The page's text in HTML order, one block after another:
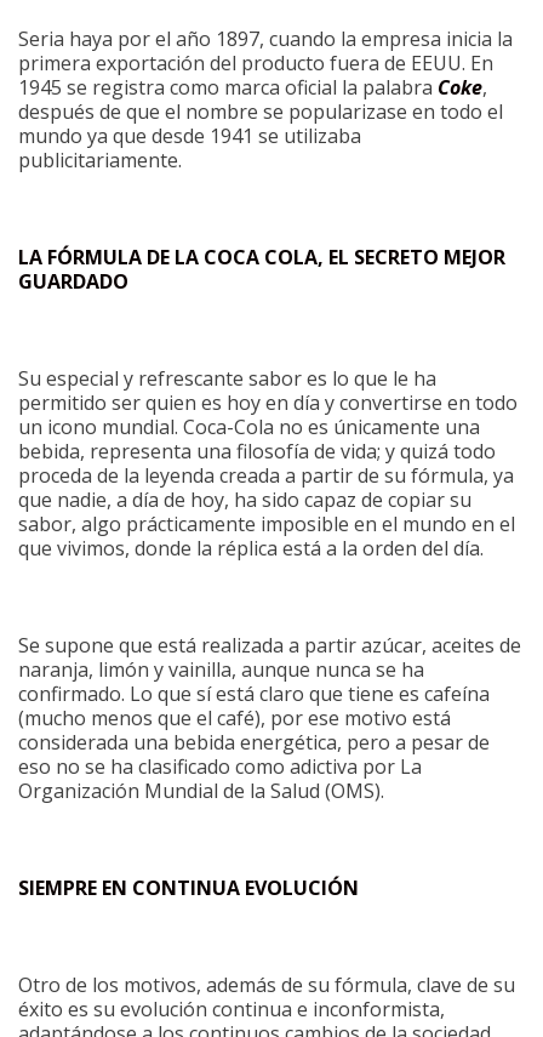
Seria haya por el año 1897, cuando la empresa inicia la
primera exportación del producto fuera de EEUU. En
1945 se registra como marca oficial la palabra Coke,
después de que el nombre se popularizase en todo el
mundo ya que desde 1941 se utilizaba
publicitariamente.
LA FÓRMULA DE LA COCA COLA, EL SECRETO MEJOR
GUARDADO
Su especial y refrescante sabor es lo que le ha
permitido ser quien es hoy en día y convertirse en todo
un icono mundial. Coca-Cola no es únicamente una
bebida, representa una filosofía de vida; y quizá todo
proceda de la leyenda creada a partir de su fórmula, ya
que nadie, a día de hoy, ha sido capaz de copiar su
sabor, algo prácticamente imposible en el mundo en el
que vivimos, donde la réplica está a la orden del día.
Se supone que está realizada a partir azúcar, aceites de
naranja, limón y vainilla, aunque nunca se ha
confirmado. Lo que sí está claro que tiene es cafeína
(mucho menos que el café), por ese motivo está
considerada una bebida energética, pero a pesar de
eso no se ha clasificado como adictiva por La
Organización Mundial de la Salud (OMS).
SIEMPRE EN CONTINUA EVOLUCIÓN
Otro de los motivos, además de su fórmula, clave de su
éxito es su evolución continua e inconformista,